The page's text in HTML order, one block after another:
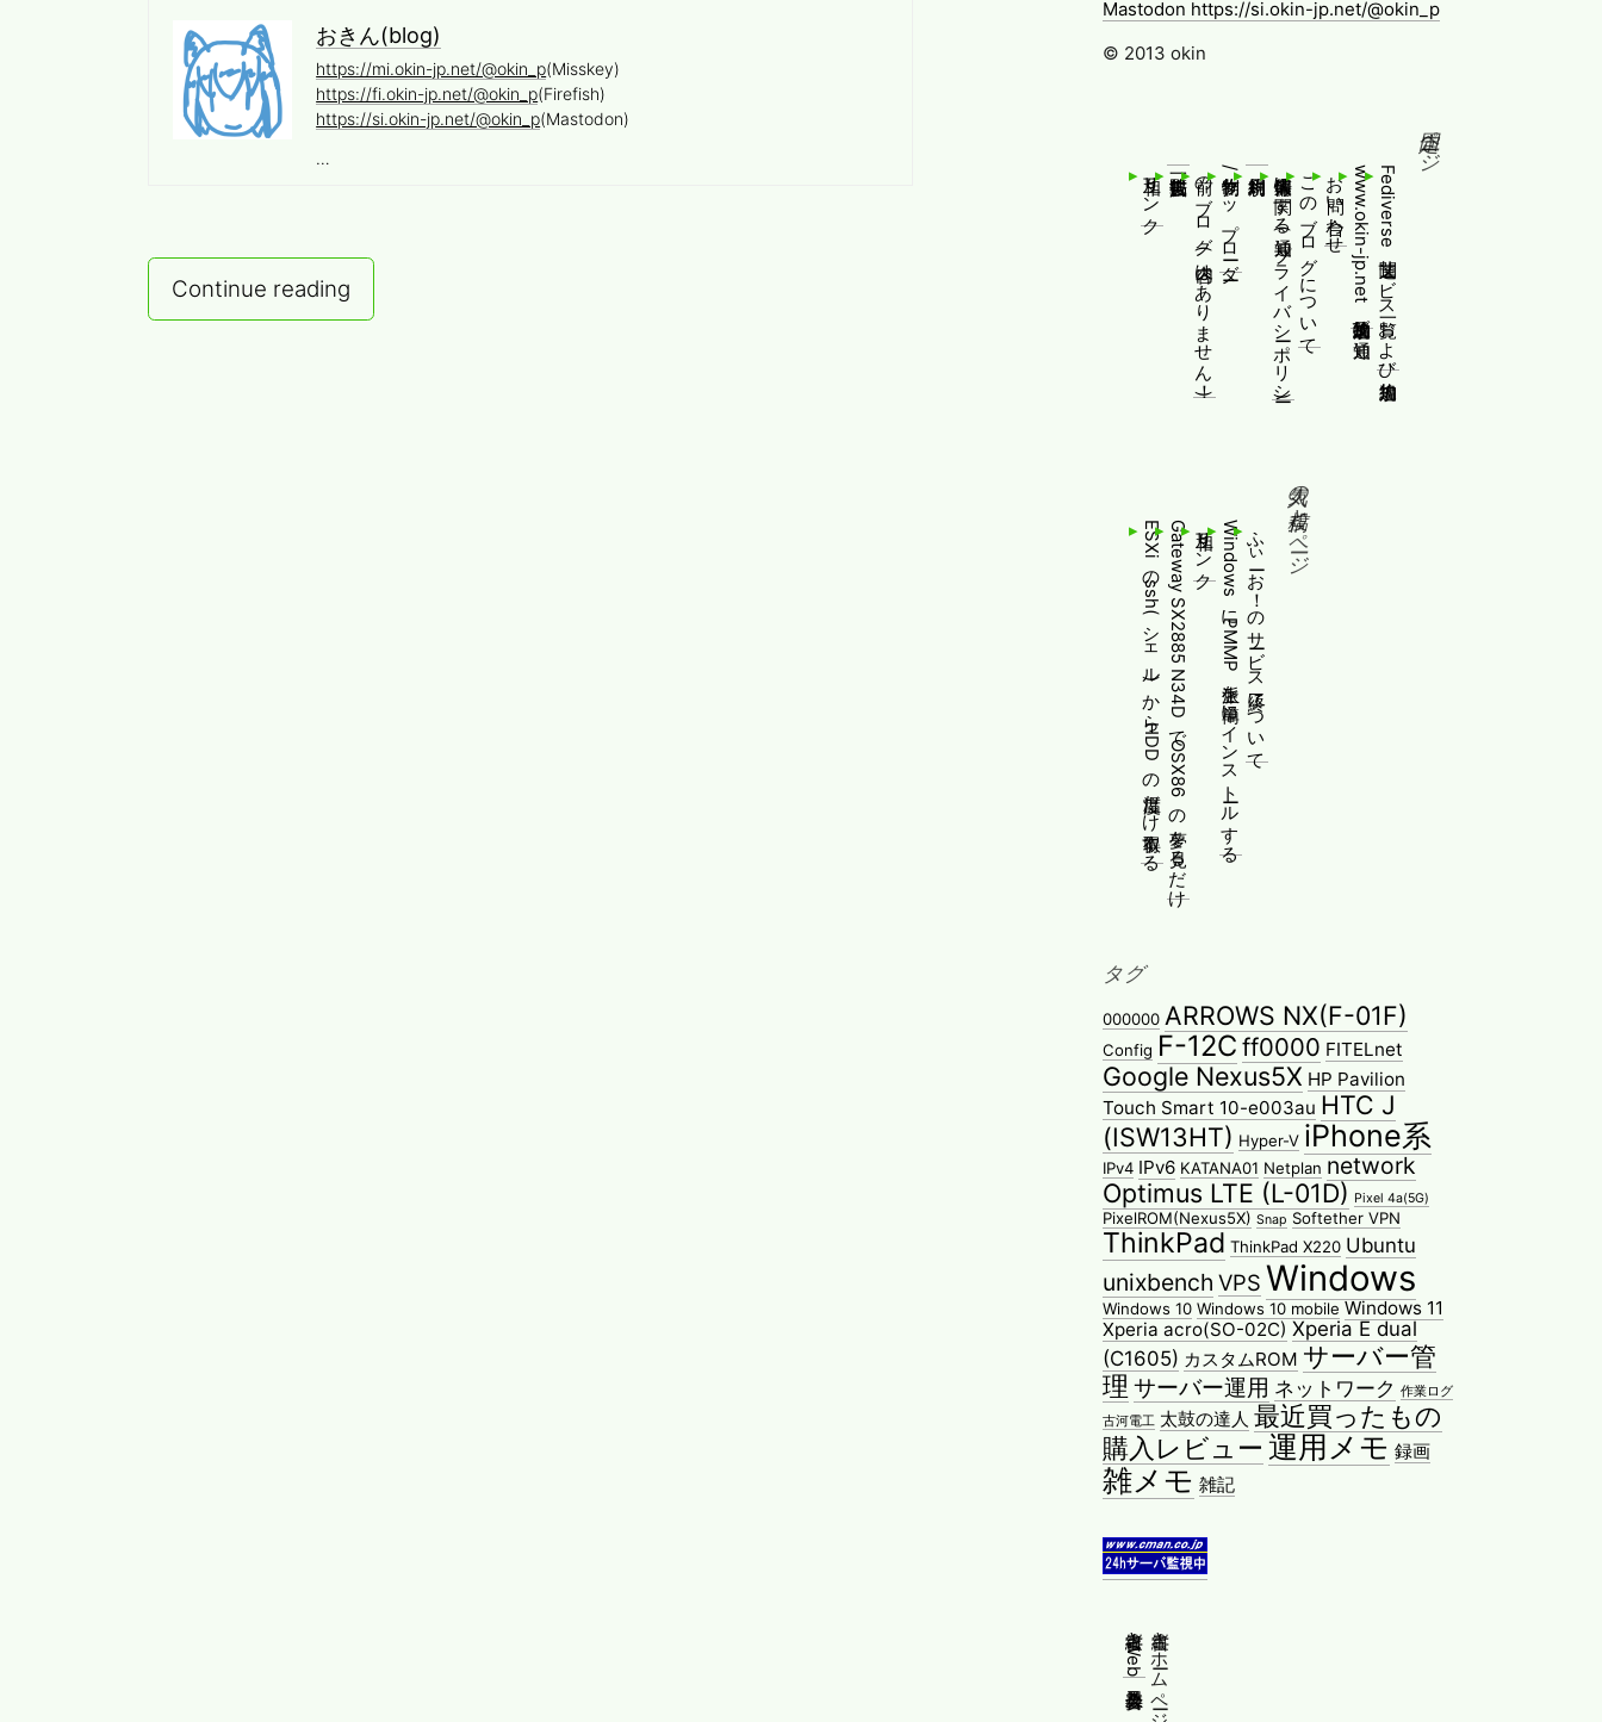
おきん(blog)
https://mi.okin-jp.net/@okin_p(Misskey)
https://fi.okin-jp.net/@okin_p(Firefish)
https://si.okin-jp.net/@okin_p(Mastodon)
…
Continue reading[メ
モ]Netbox
Mastodon https://si.okin-jp.net/@okin_p
© 2013 okin
固定ページ
Fediverse関連サービス一覧および追加規約
www.okin-jp.net 追加規約及び通知
お問い合わせ
このブログについて
個人情報等に関する通知(プライバシーポリシー)
制作物/アップローダー
前のブログ(内容はありません！)
相互リンク
人気の投稿とページ
ふぃーお！のサービス終了について
WindowsにPMMP派生を簡単にインストールする
相互リンク
Gateway SX2885 N34DでOSX86の夢を見るだけ
ESXiのssh(シェル)からHDDの温度だけ取得する
タグ
000000 ARROWS NX(F-01F)
Config F-12C ff0000 FITELnet
Google Nexus5X HP Pavilion
Touch Smart 10-e003au HTC J
(ISW13HT) Hyper-V iPhone系
IPv4 IPv6 KATANA01 Netplan network
Optimus LTE (L-01D) Pixel 4a(5G)
PixelROM(Nexus5X) Snap Softether VPN
ThinkPad ThinkPad X220 Ubuntu
unixbench VPS Windows
Windows 10 Windows 10 mobile Windows 11
Xperia acro(SO-02C) Xperia E dual
(C1605) カスタムROM サーバー管
理 サーバー運用 ネットワーク 作業ログ
古河電工 太鼓の達人 最近買ったもの
購入レビュー 運用メモ 録画
雑メモ 雑記
縦書きWeb普及委員会